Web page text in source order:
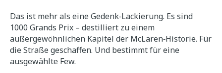
Das ist mehr als eine Gedenk‑Lackierung. Es sind
1000 Grands Prix – destilliert zu einem
außergewöhnlichen Kapitel der McLaren‑Historie. Für
die Straße geschaffen. Und bestimmt für eine
ausgewählte Few.